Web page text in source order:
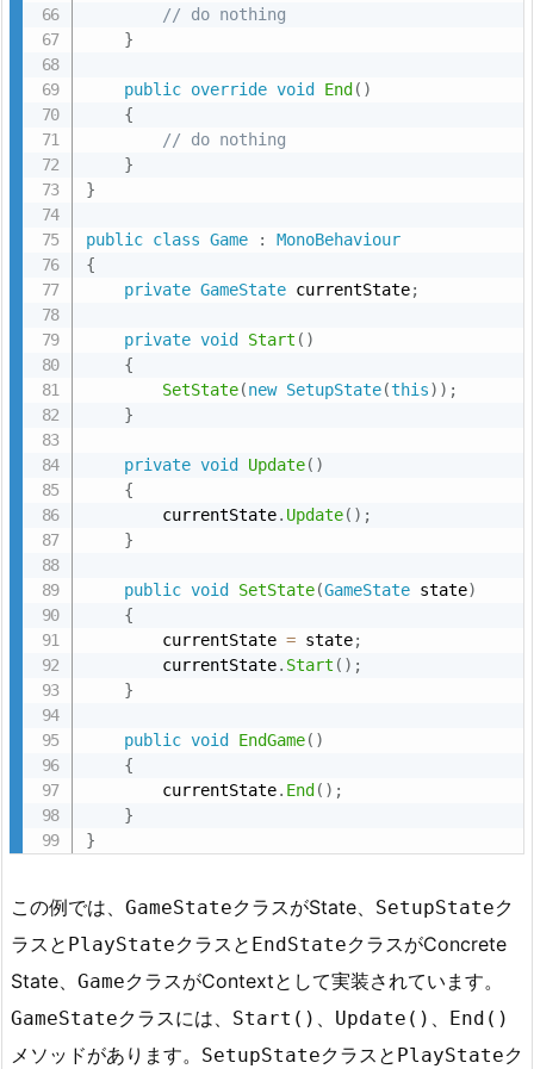
// do nothing
}
public override void End ( )
{
// do nothing
}
}
public class Game :
MonoBehaviour
{
private GameState currentState;
private void Start ( )
{
SetState(new SetupState(this) ) ;
}
private void Update( )
{
        currentState
. Update( ) ;
}
public void SetState(GameState state)
{
        currentState
= state;
        currentState
. Start ( ) ;
}
public void EndGame( )
{
        currentState
. End ( ) ;
}
}
この例では、 GameStateクラスがState、 SetupStateク
ラスと PlayStateクラスと EndStateクラスがConcrete
State、 GameクラスがContextとして実装されています。
GameStateクラスには、 Start() 、 Update() 、 End()
メソッドがあります。 SetupStateクラスと PlayStateク